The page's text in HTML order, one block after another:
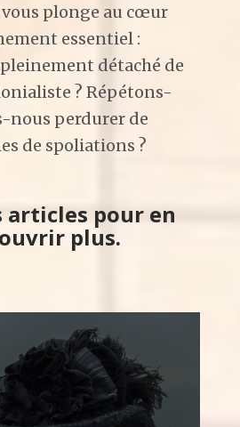
plonge au cœur
essentiel :
détaché de
? Répétons-
nous perdurer de
de spoliations ?
articles pour en
plus.